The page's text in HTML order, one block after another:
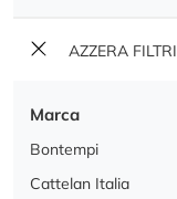
AZZERA FILTRI
Marca
Bontempi
Cattelan Italia